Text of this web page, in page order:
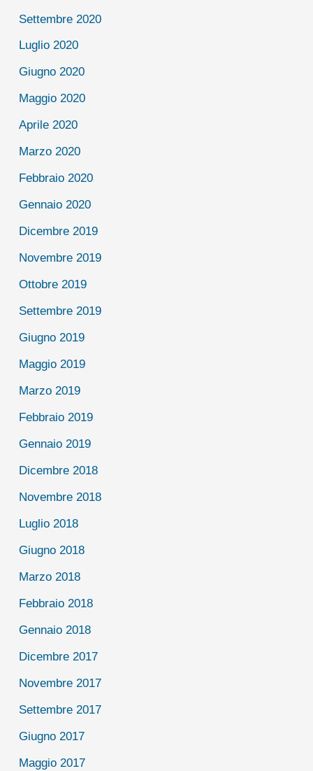
Settembre 2020
Luglio 2020
Giugno 2020
Maggio 2020
Aprile 2020
Marzo 2020
Febbraio 2020
Gennaio 2020
Dicembre 2019
Novembre 2019
Ottobre 2019
Settembre 2019
Giugno 2019
Maggio 2019
Marzo 2019
Febbraio 2019
Gennaio 2019
Dicembre 2018
Novembre 2018
Luglio 2018
Giugno 2018
Marzo 2018
Febbraio 2018
Gennaio 2018
Dicembre 2017
Novembre 2017
Settembre 2017
Giugno 2017
Maggio 2017